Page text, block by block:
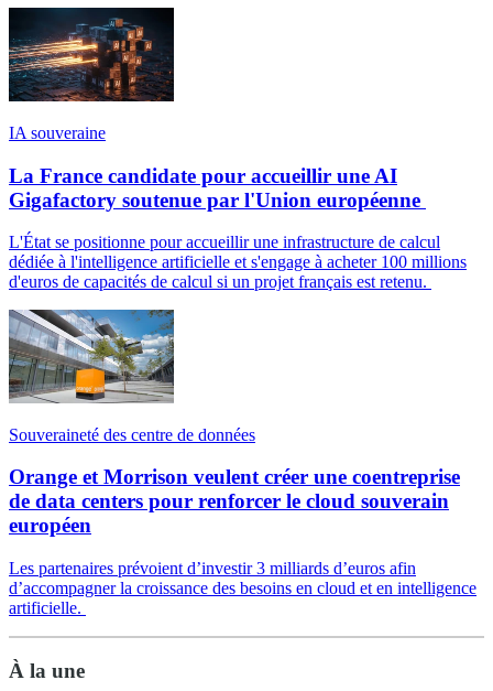
IA souveraine
La France candidate pour accueillir une AI
Gigafactory soutenue par l'Union européenne
L'État se positionne pour accueillir une infrastructure de calcul
dédiée à l'intelligence artificielle et s'engage à acheter 100 millions
d'euros de capacités de calcul si un projet français est retenu.
Souveraineté des centre de données
Orange et Morrison veulent créer une coentreprise
de data centers pour renforcer le cloud souverain
européen
Les partenaires prévoient d’investir 3 milliards d’euros afin
d’accompagner la croissance des besoins en cloud et en intelligence
artificielle.
À la une